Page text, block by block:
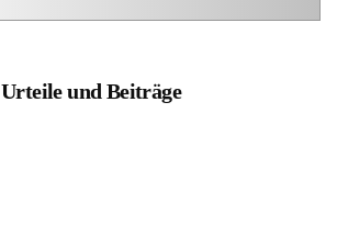
Urteile und Beiträge